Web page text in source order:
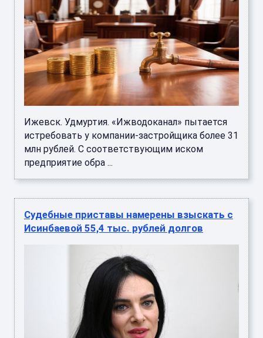
Ижевск. Удмуртия. «Ижводоканал» пытается
истребовать у компании-застройщика более 31
млн рублей. С соответствующим иском
предприятие обра ...
Судебные приставы намерены взыскать с
Исинбаевой 55,4 тыс. рублей долгов